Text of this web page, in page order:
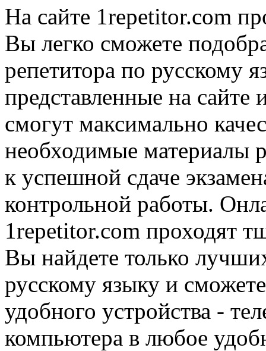
На сайте 1repetitor.com
Вы легко сможете
репетитора по русскому
представленные на
смогут максимально
необходимые материалы
к успешной сдаче
контрольной работы.
1repetitor.com проходят
Вы найдете только
русскому языку и
удобного устройства -
компьютера в любое